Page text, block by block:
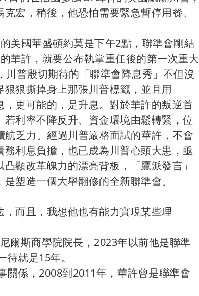
宏，稍後，他恐怕需要緊急暫停用餐、
美國華盛頓約莫是下午2點，聯準會剛結
華許，就要公布執掌重任後的第一次重大
普殷切期待的「聯準會降息秀」不但沒
狠撕掉身上那張川普標籤，並且用
，更可能的，是升息。對於華許的叛逆首
利率不降反升、資金環境由鬆轉緊，位
乏力。經過川普嚴格面試的華許，不會
利息負擔，也已成為川普心頭大患，亟
顯改革魄力的漂亮背板，「鷹派發言」
塑造一個大舉翻修的全新聯準會。
，而且，我想他也有能力實現某些理
爾斯商學院院長，2023年以前他是聯準
就是15年。
關係，2008到2011年，華許曾是聯準會